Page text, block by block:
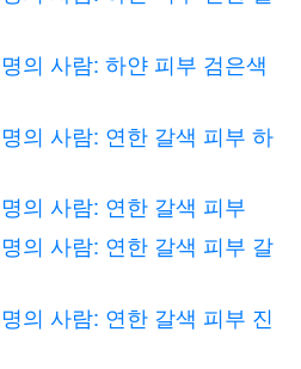
의 사람: 하얀 피부 검은색
의 사람: 연한 갈색 피부 하
의 사람: 연한 갈색 피부
의 사람: 연한 갈색 피부 갈
의 사람: 연한 갈색 피부 진